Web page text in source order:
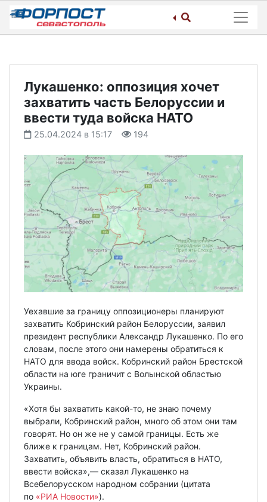
Skip
content
Лукашенко: оппозиция хочет
захватить часть Белоруссии и
ввести туда войска НАТО
25.04.2024 в 15:17 194
Уехавшие за границу оппозиционеры планируют
захватить Кобринский район Белоруссии, заявил
президент республики Александр Лукашенко. По его
словам, после этого они намерены обратиться к
НАТО для ввода войск. Кобринский район Брестской
области на юге граничит с Волынской областью
Украины.
«Хотя бы захватить какой-то, не знаю почему
выбрали, Кобринский район, много об этом они там
говорят. Но он же не у самой границы. Есть же
ближе к границам. Нет, Кобринский район.
Захватить, объявить власть, обратиться в НАТО,
ввести войска»,— сказал Лукашенко на
Всебелорусском народном собрании (цитата
по «РИА Новости»).